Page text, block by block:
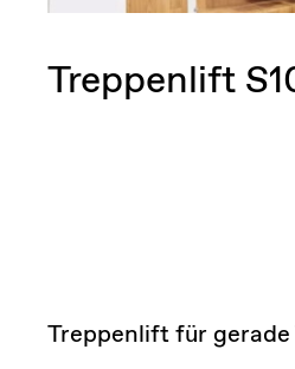
Treppenlift
Treppenlift für gerade